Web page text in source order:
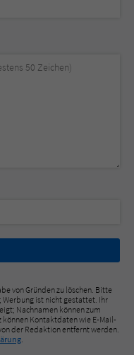
von Gründen zu löschen. Bitte
ist nicht gestattet. Ihr
Nachnamen können zum
können Kontaktdaten wie E-Mail-
der Redaktion entfernt werden.